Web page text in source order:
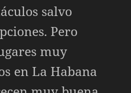
salvo
Pero
muy
en La Habana